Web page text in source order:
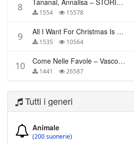
8 Tananai, Annalisa – STORIE BREVI
1554 15578
9 All I Want For Christmas Is You – Mariah Carey
1535 10564
10 Come Nelle Favole – Vasco Rossi
1441 26587
Tutti i generi
Animale
(200 suonerie)